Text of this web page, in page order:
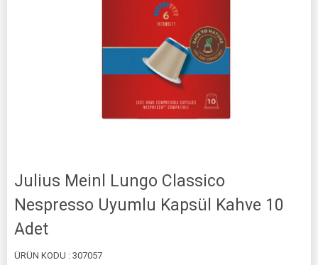
Julius Meinl Lungo Classico
Nespresso Uyumlu Kapsül Kahve 10
Adet
ÜRÜN KODU : 307057